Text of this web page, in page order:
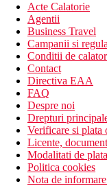
Acte Calatorie
Agentii
Business Travel
Campanii si
Conditii de
Contact
Directiva EAA
FAQ
Despre noi
Drepturi
Verificare si plata
Licente,
Modalitati de plata
Politica cookies
Nota de